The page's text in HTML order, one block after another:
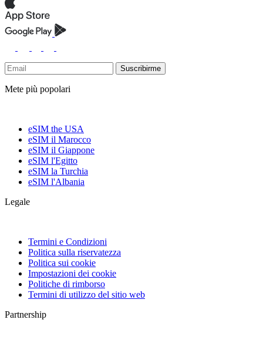
Suscribirme
Mete più popolari
eSIM the USA
eSIM il Marocco
eSIM il Giappone
eSIM l'Egitto
eSIM la Turchia
eSIM l'Albania
Legale
Termini e Condizioni
Politica sulla riservatezza
Politica sui cookie
Impostazioni dei cookie
Politiche di rimborso
Termini di utilizzo del sitio web
Partnership